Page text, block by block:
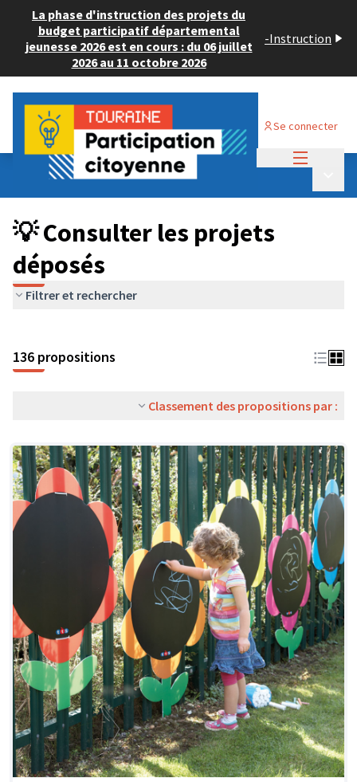
La phase d'instruction des projets du
budget participatif départemental
jeunesse 2026 est en cours : du 06 juillet
2026 au 11 octobre 2026
-Instruction
Se connecter
Budget Participatif JEUNESSE 2024
💡 Consulter les projets déposés
💡 Consulter les projets
déposés
Filtrer et rechercher
136 propositions
Classement des propositions par :